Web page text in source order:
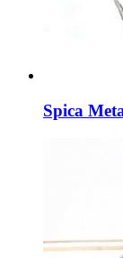
Spica